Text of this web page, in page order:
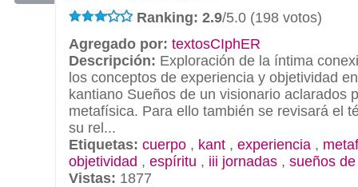
Ranking: 2.9/5.0 (198 votos)
Agregado por: textosCIphER
Descripción: Exploración de la íntima
los conceptos de experiencia y objetividad
kantiano Sueños de un visionario aclarados
metafísica. Para ello también se revisará el
su rel...
Etiquetas: cuerpo , kant , experiencia ,
objetividad , espíritu , iii jornadas , sueños
Vistas: 1877